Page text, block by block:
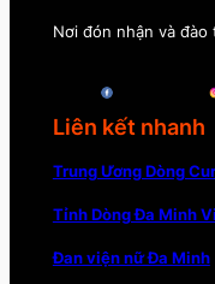
Nơi đón nhận và
Liên kết nhanh
Trung Ương Dòng
Tỉnh Dòng Đa Minh
Đan viện nữ Đa Minh